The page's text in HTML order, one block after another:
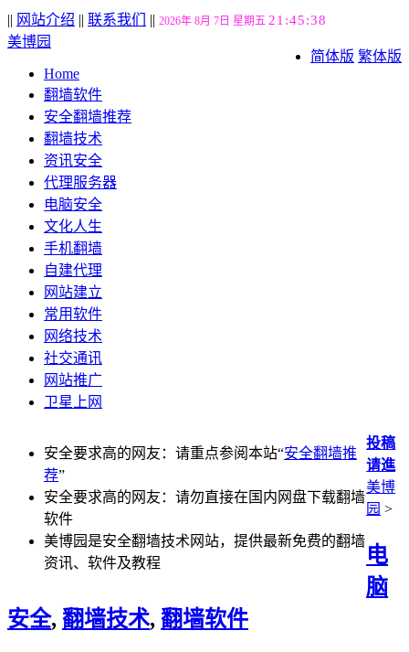
|| 网站介绍 || 联系我们 || 2026年 8月 7日 星期五 21:45:39
简体版 繁体版
美博园
Home
翻墙软件
安全翻墙推荐
翻墙技术
资讯安全
代理服务器
电脑安全
文化人生
手机翻墙
自建代理
网站建立
常用软件
网络技术
社交通讯
网站推广
卫星上网
安全要求高的网友：请重点参阅本站“安全翻墙推
荐”
安全要求高的网友：请勿直接在国内网盘下载翻墙
软件
美博园是安全翻墙技术网站，提供最新免费的翻墙
资讯、软件及教程
投稿
请進
美博
园 >
电
脑
安全, 翻墙技术, 翻墙软件